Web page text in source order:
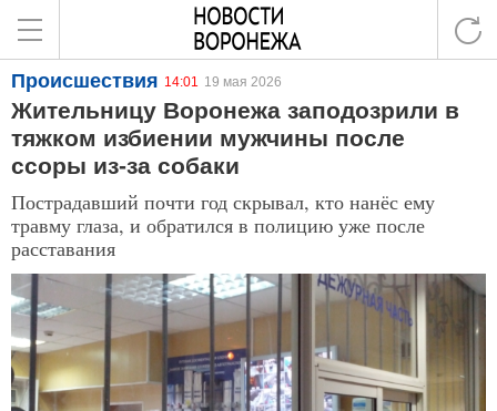
Происшествия 14:01 19 мая 2026
Жительницу Воронежа заподозрили в
тяжком избиении мужчины после
ссоры из-за собаки
Пострадавший почти год скрывал, кто нанёс ему
травму глаза, и обратился в полицию уже после
расставания